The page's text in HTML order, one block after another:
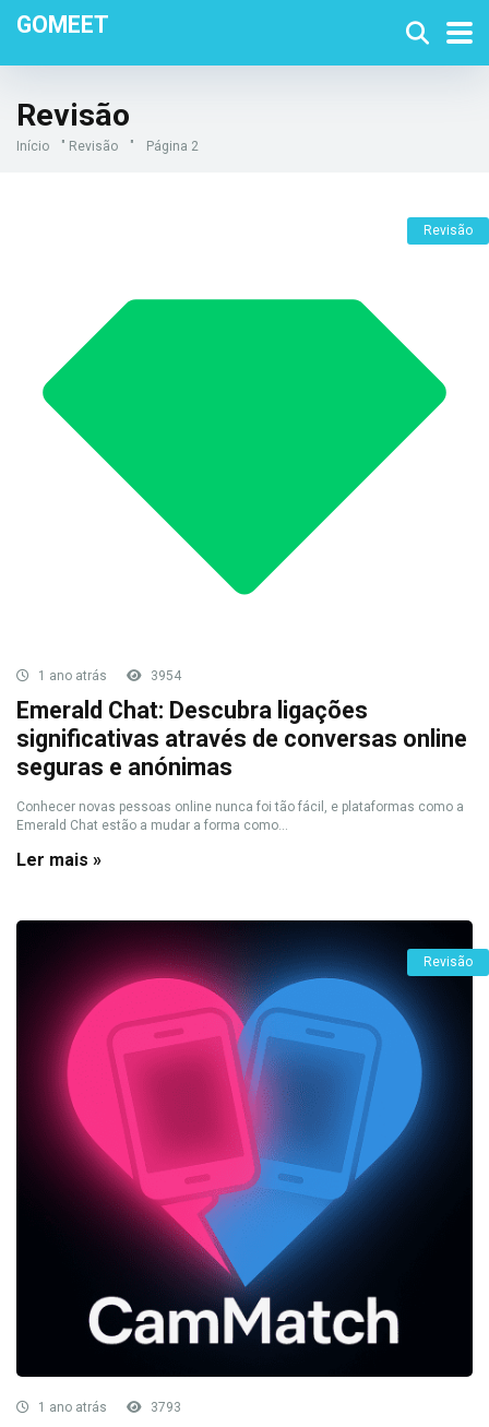
GOMEET
Revisão
Início " Revisão " Página 2
Revisão
1 ano atrás 3954
Emerald Chat: Descubra ligações
significativas através de conversas online
seguras e anónimas
Conhecer novas pessoas online nunca foi tão fácil, e plataformas como a
Emerald Chat estão a mudar a forma como...
Ler mais »
Revisão
1 ano atrás 3793